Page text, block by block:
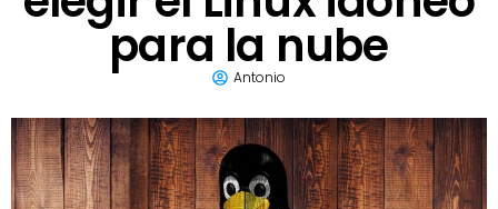
para la nube
Antonio